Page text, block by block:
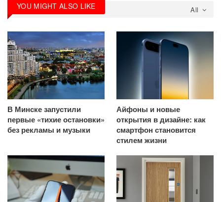
All
YOU MIGHT ALSO LIKE
В Минске запустили
первые «тихие остановки»
без рекламы и музыки
Айфоны и новые
открытия в дизайне: как
смартфон становится
стилем жизни